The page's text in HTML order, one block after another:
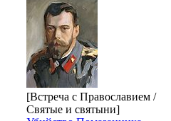
[Встреча с Православием /
Святые и святыни]